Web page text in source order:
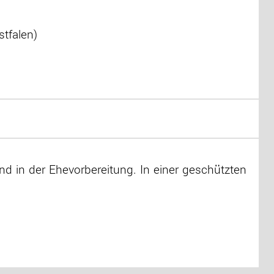
in der Ehevorbereitung. In einer geschützten